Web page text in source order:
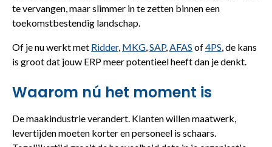
te vervangen, maar slimmer in te zetten binnen een
toekomstbestendig landschap.
Of je nu werkt met Ridder, MKG,SAP,AFAS of4PS, de kans
is groot dat jouw ERP meer potentieel heeft dan je denkt.
Waarom nú het moment is
De maakindustrie verandert. Klanten willen maatwerk,
levertijden moeten korter en personeel is schaars.